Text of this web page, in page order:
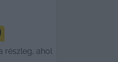
részleg, ahol